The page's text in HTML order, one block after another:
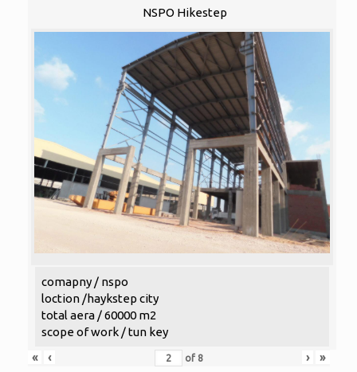
NSPO Hikestep
comapny / nspo
loction /haykstep city
total aera / 60000 m2
scope of work / tun key
«
‹ of 8 › »